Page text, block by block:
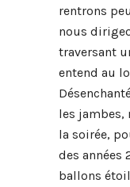
rentrons
nous
traversant
entend au
les jambes,
la soirée,
des années
ballons